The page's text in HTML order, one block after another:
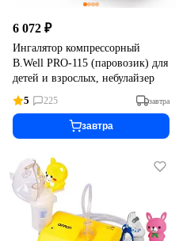
6 072 ₽
Ингалятор компрессорный
B.Well PRO-115 (паровозик) для
детей и взрослых, небулайзер
5
225 завтра
завтра